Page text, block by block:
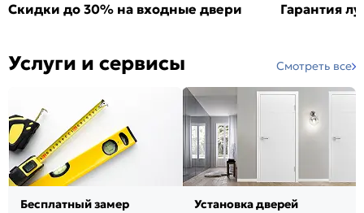
Скидки до 30% на входные двери Гарантия
Услуги и сервисы Смотреть все
Бесплатный замер Установка дверей